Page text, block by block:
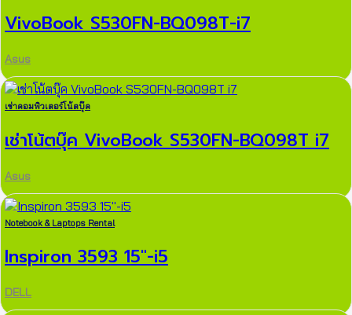
VivoBook S530FN-BQ098T-i7
Asus
เช่าคอมพิวเตอร์โน้ตบุ๊ค
เช่าโน้ตบุ๊ค VivoBook S530FN-BQ098T i7
Asus
Notebook & Laptops Rental
Inspiron 3593 15″-i5
DELL